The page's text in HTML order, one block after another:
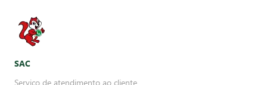
SAC
Serviço de atendimento ao cliente